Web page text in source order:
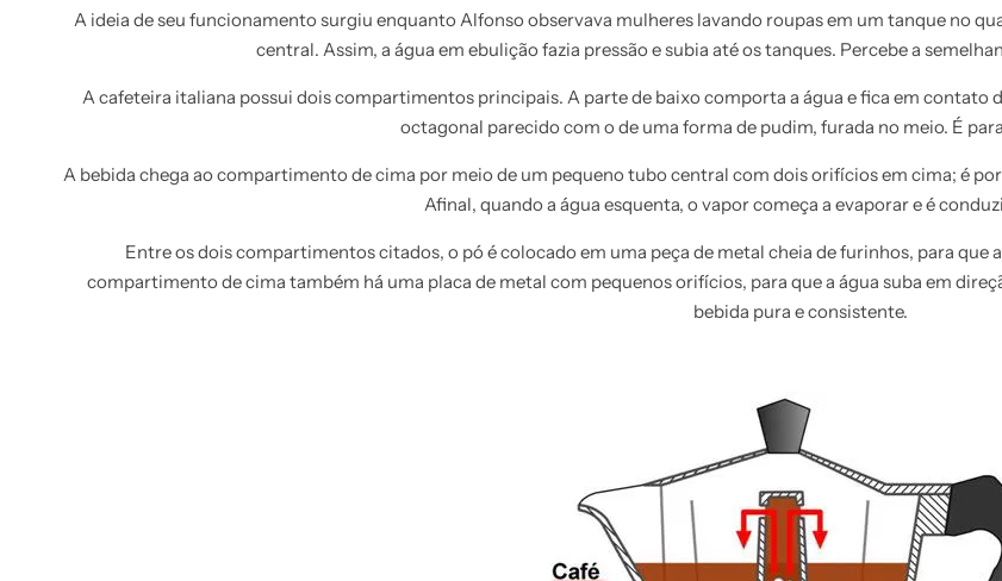
A ideia de seu funcionamento surgiu enquanto Alfonso observava mulheres lavando roupas em um tanque no
central. Assim, a água em ebulição fazia pressão e subia até os tanques. Percebe a
A cafeteira italiana possui dois compartimentos principais. A parte de baixo comporta a água e fica em
octagonal parecido com o de uma forma de pudim, furada no meio. É
A bebida chega ao compartimento de cima por meio de um pequeno tubo central com dois orifícios em cima; é
Afinal, quando a água esquenta, o vapor começa a evaporar e é
Entre os dois compartimentos citados, o pó é colocado em uma peça de metal cheia de furinhos, para que
compartimento de cima também há uma placa de metal com pequenos orifícios, para que a água suba em
bebida pura e consistente.